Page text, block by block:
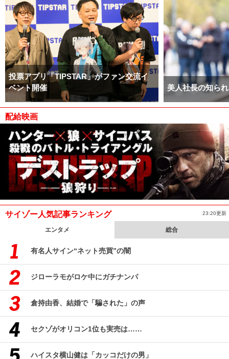
投票アプリ「TIPSTAR」がファン交流イ
ベント開催
美人社長の知ら
配給映画
サイゾー人気記事ランキング 23:20更新
エンタメ 総合
有名人サイン“ネット売買”の闇
ジローラモがロケ中にガチナンパ
倉持由香、結婚で「騙された」の声
セクゾがオリコン1位も実売は……
ハイスタ横山健は「カッコだけの男」